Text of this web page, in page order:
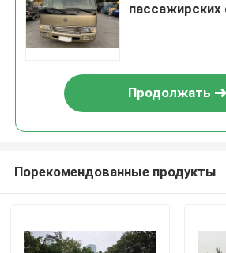
пассажирских
Продолжать
Порекомендованные продукты